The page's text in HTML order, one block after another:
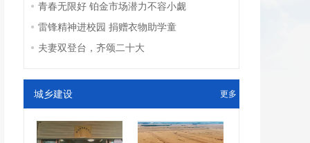
青春无限好 铂金市场潜力不容小觑
雷锋精神进校园 捐赠衣物助学童
夫妻双登台，齐颂二十大
城乡建设 更多